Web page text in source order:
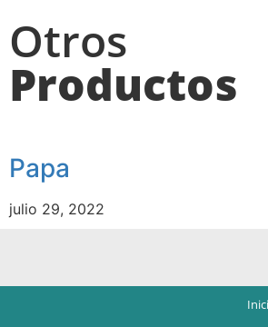
Otros
Productos
Papa
julio 29, 2022